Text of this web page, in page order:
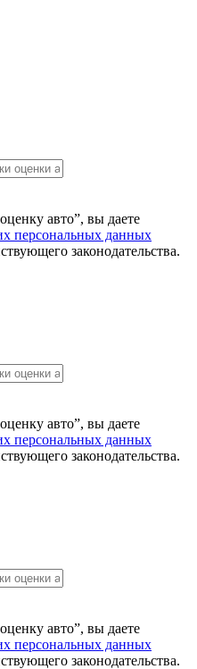
авто”, вы даете
персональных данных
законодательства.
авто”, вы даете
персональных данных
законодательства.
авто”, вы даете
персональных данных
законодательства.